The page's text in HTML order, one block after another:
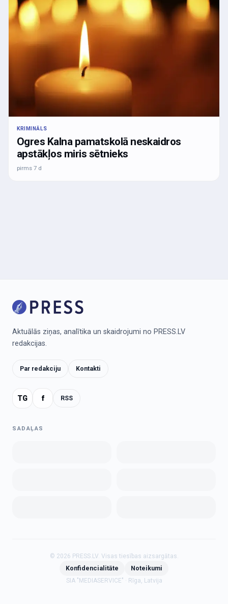
KRIMINĀLS
Ogres Kalna pamatskolā neskaidros
apstākļos miris sētnieks
pirms 7 d
Aktuālās ziņas, analītika un skaidrojumi no PRESS.LV
redakcijas.
Par redakciju Kontakti
TG f RSS
SADAĻAS
© 2026 PRESS.LV. Visas tiesības aizsargātas.
Konfidencialitāte Noteikumi
SIA "MEDIASERVICE" · Rīga, Latvija